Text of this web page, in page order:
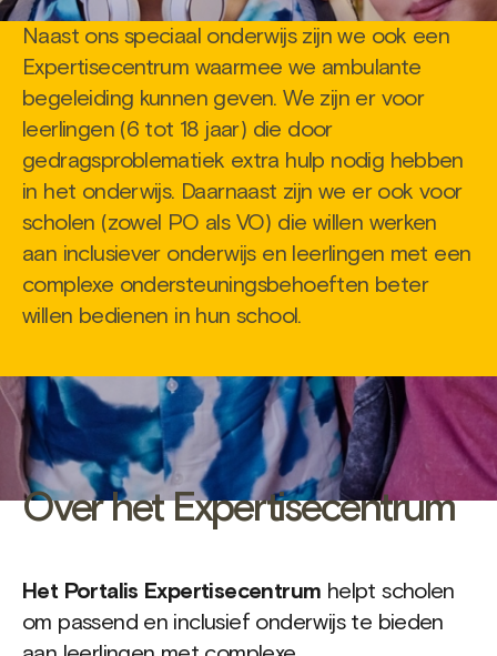
Naast ons speciaal onderwijs zijn we ook een
Expertisecentrum waarmee we ambulante
begeleiding kunnen geven. We zijn er voor
leerlingen (6 tot 18 jaar) die door
gedragsproblematiek extra hulp nodig hebben
in het onderwijs. Daarnaast zijn we er ook voor
scholen (zowel PO als VO) die willen werken
aan inclusiever onderwijs en leerlingen met een
complexe ondersteuningsbehoeften beter
willen bedienen in hun school.
Over het Expertisecentrum
Het Portalis Expertisecentrum helpt scholen
om passend en inclusief onderwijs te bieden